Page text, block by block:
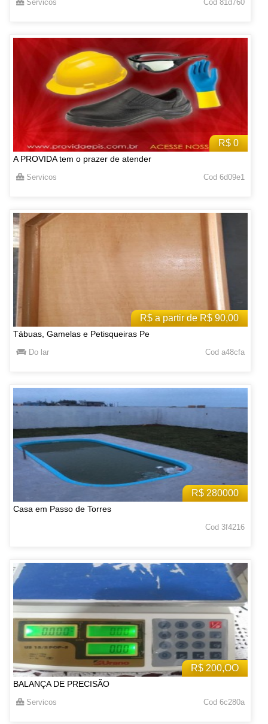
Servicos Cod 81d760
R$ 0
A PROVIDA tem o prazer de atender
Servicos Cod 6d09e1
R$ a partir de R$ 90,00
Tábuas, Gamelas e Petisqueiras Pe
Do lar Cod a48cfa
R$ 280000
Casa em Passo de Torres
Cod 3f4216
R$ 200,OO
BALANÇA DE PRECISÃO
Servicos Cod 6c280a